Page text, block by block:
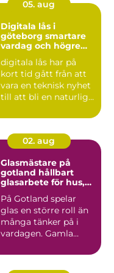
05. aug
Digitala lås i
göteborg smartare
vardag och högre
digitala lås har på
kort tid gått från att
vara en teknisk nyhet
till att bli en naturlig
02. aug
Glasmästare på
gotland hållbart
glasarbete för hus,
kulturmiljöer
På Gotland spelar
glas en större roll än
många tänker på i
vardagen. Gamla
föns...